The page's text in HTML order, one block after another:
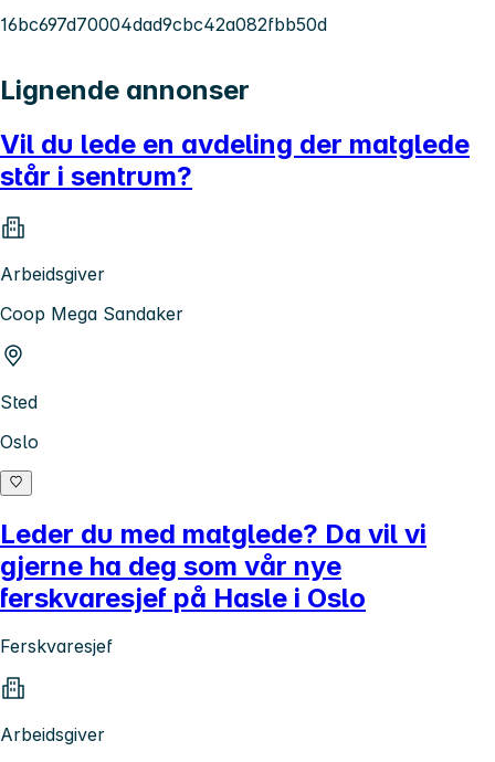
16bc697d70004dad9cbc42a082fbb50d
Lignende annonser
Vil du lede en avdeling der matglede
står i sentrum?
Arbeidsgiver
Coop Mega Sandaker
Sted
Oslo
Leder du med matglede? Da vil vi
gjerne ha deg som vår nye
ferskvaresjef på Hasle i Oslo
Ferskvaresjef
Arbeidsgiver